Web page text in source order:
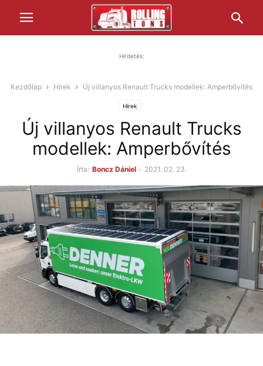
Hirdetés:
Kezdőlap Hírek Új villanyos Renault Trucks modellek: Amperbővítés
Hírek
Új villanyos Renault Trucks
modellek: Amperbővítés
Írta: Boncz Dániel - 2021. 02. 23.